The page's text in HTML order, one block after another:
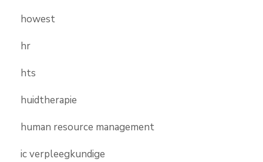
howest
hr
hts
huidtherapie
human resource management
ic verpleegkundige